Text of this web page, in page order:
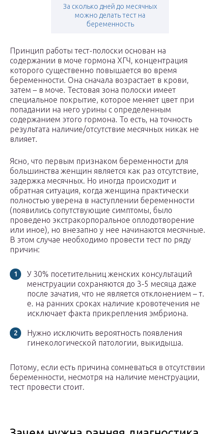
За сколько дней до месячных
можно делать тест на
беременность
Принцип работы тест-полоски основан на
содержании в моче гормона ХГЧ, концентрация
которого существенно повышается во время
беременности. Она сначала возрастает в крови,
затем – в моче. Тестовая зона полоски имеет
специальное покрытие, которое меняет цвет при
попадании на него урины с определенным
содержанием этого гормона. То есть, на точность
результата наличие/отсутствие месячных никак не
влияет.
Ясно, что первым признаком беременности для
большинства женщин является как раз отсутствие,
задержка месячных. Но иногда происходит и
обратная ситуация, когда женщина практически
полностью уверена в наступлении беременности
(появились сопутствующие симптомы, было
проведено экстракорпоральное оплодотворение
или иное), но внезапно у нее начинаются месячные.
В этом случае необходимо провести тест по ряду
причин:
У 30% посетительниц женских консультаций
менструации сохраняются до 3-5 месяца даже
после зачатия, что не является отклонением – т.
е. на ранних сроках наличие кровотечения не
исключает факта прикрепления эмбриона.
Нужно исключить вероятность появления
гинекологической патологии, выкидыша.
Потому, если есть причина сомневаться в отсутствии
беременности, несмотря на наличие менструации,
тест провести стоит.